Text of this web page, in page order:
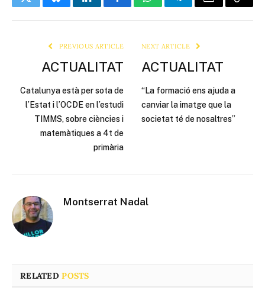
TwitterBlueskyLinkedInFacebookWhatsAppTelegramEmail Copy
PREVIOUS ARTICLE
ACTUALITAT
Catalunya està per sota de
l’Estat i l’OCDE en l’estudi
TIMMS, sobre ciències i
matemàtiques a 4t de
primària
NEXT ARTICLE
ACTUALITAT
“La formació ens ajuda a
canviar la imatge que la
societat té de nosaltres”
Montserrat Nadal
RELATEDPOSTS